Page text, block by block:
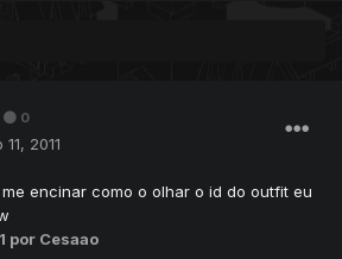
0
2011
encinar como o olhar o id do outfit eu
por Cesaao